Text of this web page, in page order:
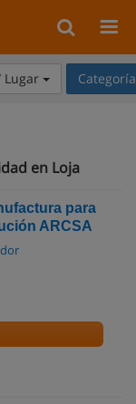
Lugar
en Loja
para
ARCSA